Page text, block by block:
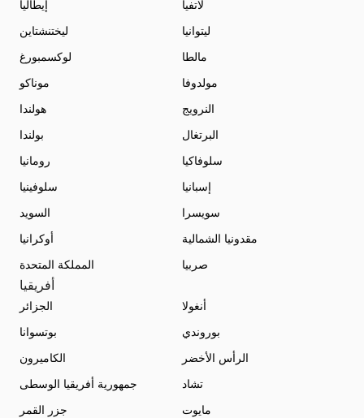
إيطاليا
لاتفيا
ليختنشتاين
ليتوانيا
لوكسمبورغ
مالطا
موناكو
مولدوفا
هولندا
النرويج
بولندا
البرتغال
رومانيا
سلوفاكيا
سلوفينيا
إسبانيا
السويد
سويسرا
أوكرانيا
مقدونيا الشمالية
المملكة المتحدة
صربيا
أفريقيا
الجزائر
أنغولا
بوتسوانا
بوروندي
الكاميرون
الرأس الأخضر
جمهورية أفريقيا الوسطى
تشاد
جزر القمر
مايوت